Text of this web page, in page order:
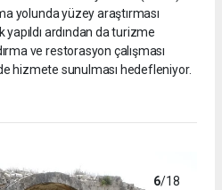
yolunda yüzey araştırması
ardından da turizme
ve restorasyon çalışması
hizmete sunulması hedefleniyor.
6/18